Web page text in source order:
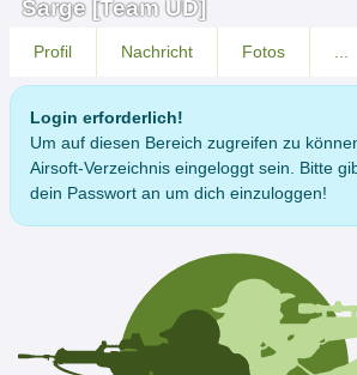
Sarge [Team UD]
Profil Nachricht Fotos
Login erforderlich!
Um auf diesen Bereich zugreifen zu
Airsoft-Verzeichnis eingeloggt sein. Bitte
dein Passwort an um dich einzuloggen!